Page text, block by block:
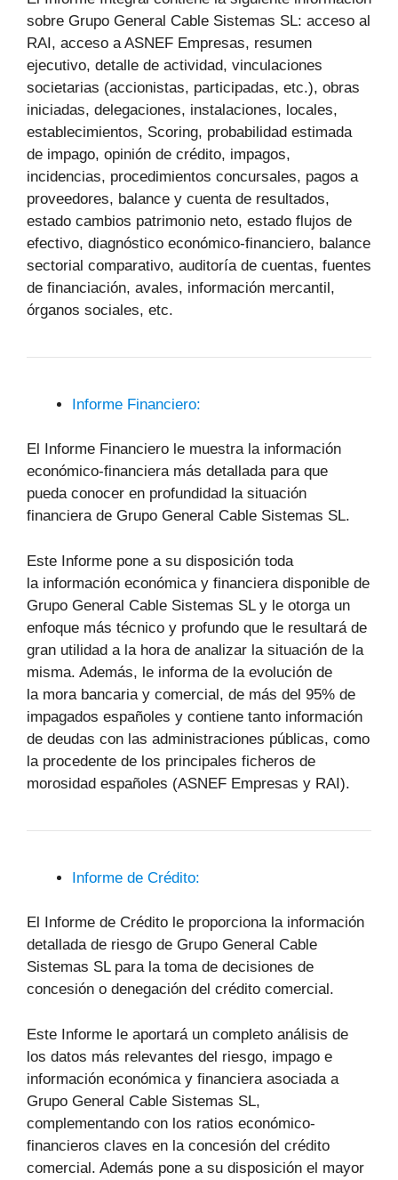
sobre Grupo General Cable Sistemas SL: acceso al
RAI, acceso a ASNEF Empresas, resumen
ejecutivo, detalle de actividad, vinculaciones
societarias (accionistas, participadas, etc.), obras
iniciadas, delegaciones, instalaciones, locales,
establecimientos, Scoring, probabilidad estimada
de impago, opinión de crédito, impagos,
incidencias, procedimientos concursales, pagos a
proveedores, balance y cuenta de resultados,
estado cambios patrimonio neto, estado flujos de
efectivo, diagnóstico económico-financiero, balance
sectorial comparativo, auditoría de cuentas, fuentes
de financiación, avales, información mercantil,
órganos sociales, etc.
Informe Financiero:
El Informe Financiero le muestra la información
económico-financiera más detallada para que
pueda conocer en profundidad la situación
financiera de Grupo General Cable Sistemas SL.
Este Informe pone a su disposición toda
la información económica y financiera disponible de
Grupo General Cable Sistemas SL y le otorga un
enfoque más técnico y profundo que le resultará de
gran utilidad a la hora de analizar la situación de la
misma. Además, le informa de la evolución de
la mora bancaria y comercial, de más del 95% de
impagados españoles y contiene tanto información
de deudas con las administraciones públicas, como
la procedente de los principales ficheros de
morosidad españoles (ASNEF Empresas y RAI).
Informe de Crédito:
El Informe de Crédito le proporciona la información
detallada de riesgo de Grupo General Cable
Sistemas SL para la toma de decisiones de
concesión o denegación del crédito comercial.
Este Informe le aportará un completo análisis de
los datos más relevantes del riesgo, impago e
información económica y financiera asociada a
Grupo General Cable Sistemas SL,
complementando con los ratios económico-
financieros claves en la concesión del crédito
comercial. Además pone a su disposición el mayor